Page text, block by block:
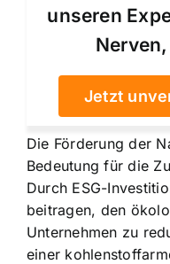
unseren
Jetzt
Die Förderung der
Bedeutung für die
Durch ESG-
beitragen, den
Unternehmen zu
einer